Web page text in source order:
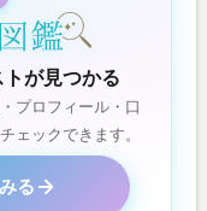
が見つかる
プロフィール・口
ェックできます。
る